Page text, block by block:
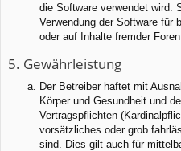
die Software verwendet wird.
Verwendung der Software für
oder auf Inhalte fremder
5. Gewährleistung
Der Betreiber haftet mit
Körper und Gesundheit und
Vertragspflichten
vorsätzliches oder grob
sind. Dies gilt auch für